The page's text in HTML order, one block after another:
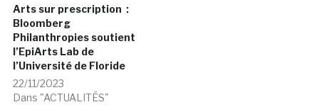
Arts sur prescription :
Bloomberg
Philanthropies soutient
l’EpiArts Lab de
l’Université de Floride
22/11/2023
Dans "ACTUALITÉS"